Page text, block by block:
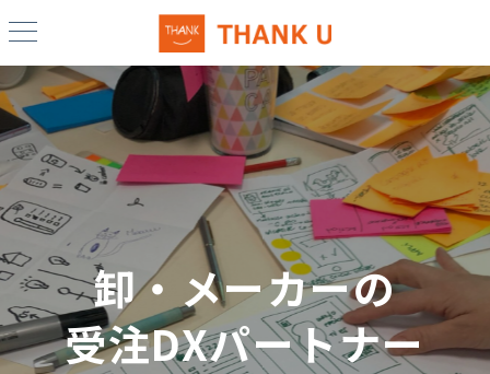
卸・メーカーの
受注DXパートナー
卸・メーカーの
受注DXパートナー
卸・メーカーの
受注DXパートナー